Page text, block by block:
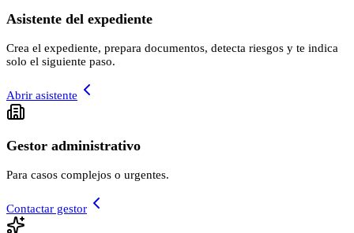
Asistente del expediente
Crea el expediente, prepara documentos, detecta riesgos y te indica
solo el siguiente paso.
Abrir asistente
Gestor administrativo
Para casos complejos o urgentes.
Contactar gestor